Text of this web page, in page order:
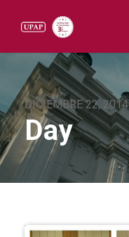
DICIEMBRE 22, 2014
Day